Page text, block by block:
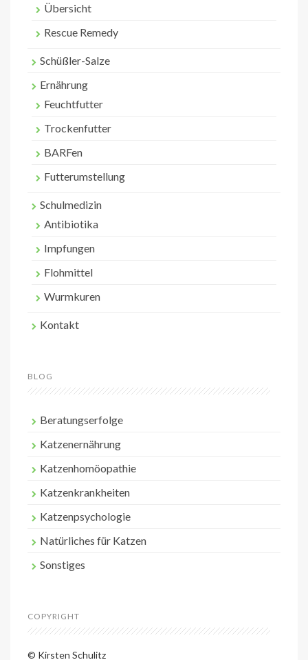
Übersicht
Rescue Remedy
Schüßler-Salze
Ernährung
Feuchtfutter
Trockenfutter
BARFen
Futterumstellung
Schulmedizin
Antibiotika
Impfungen
Flohmittel
Wurmkuren
Kontakt
BLOG
Beratungserfolge
Katzenernährung
Katzenhomöopathie
Katzenkrankheiten
Katzenpsychologie
Natürliches für Katzen
Sonstiges
COPYRIGHT
© Kirsten Schulitz